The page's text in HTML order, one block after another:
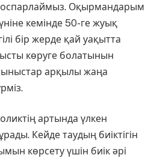
Оқырмандарым
кемінде 50-ге жуық
бір жерде қай уақытта
көруге болатынын
арқылы жаңа
артында үлкен
Кейде таудың биіктігін
көрсету үшін биік әрі